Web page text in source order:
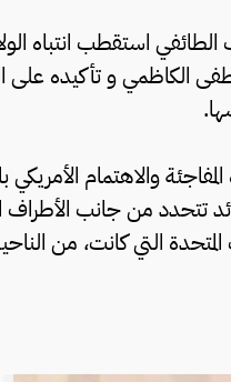
الطائفي استقطب انتباه
الكاظمي و تأكيده على
المفاجئة والاهتمام
تتحدد من جانب الأطراف
التي كانت، من